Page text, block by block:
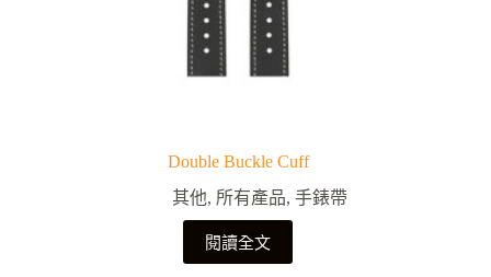
Double Buckle Cuff
其他, 所有產品,手錶帶
閱讀全文